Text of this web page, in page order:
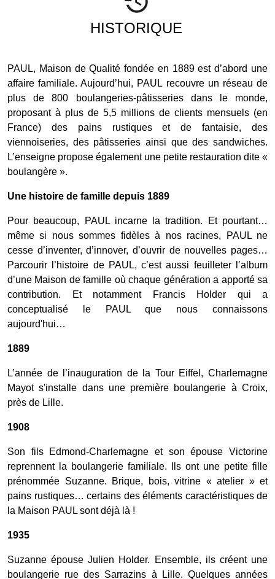
HISTORIQUE
PAUL, Maison de Qualité fondée en 1889 est d’abord une
affaire familiale. Aujourd’hui, PAUL recouvre un réseau de
plus de 800 boulangeries-pâtisseries dans le monde,
proposant à plus de 5,5 millions de clients mensuels (en
France) des pains rustiques et de fantaisie, des
viennoiseries, des pâtisseries ainsi que des sandwiches.
L’enseigne propose également une petite restauration dite «
boulangère ».
Une histoire de famille depuis 1889
Pour beaucoup, PAUL incarne la tradition. Et pourtant…
même si nous sommes fidèles à nos racines, PAUL ne
cesse d’inventer, d’innover, d’ouvrir de nouvelles pages…
Parcourir l’histoire de PAUL, c’est aussi feuilleter l’album
d’une Maison de famille où chaque génération a apporté sa
contribution. Et notamment Francis Holder qui a
conceptualisé le PAUL que nous connaissons
aujourd'hui…
1889
L’année de l’inauguration de la Tour Eiffel, Charlemagne
Mayot s'installe dans une première boulangerie à Croix,
près de Lille.
1908
Son fils Edmond-Charlemagne et son épouse Victorine
reprennent la boulangerie familiale. Ils ont une petite fille
prénommée Suzanne. Brique, bois, vitrine « atelier » et
pains rustiques… certains des éléments caractéristiques de
la Maison PAUL sont déjà là !
1935
Suzanne épouse Julien Holder. Ensemble, ils créent une
boulangerie rue des Sarrazins à Lille. Quelques années